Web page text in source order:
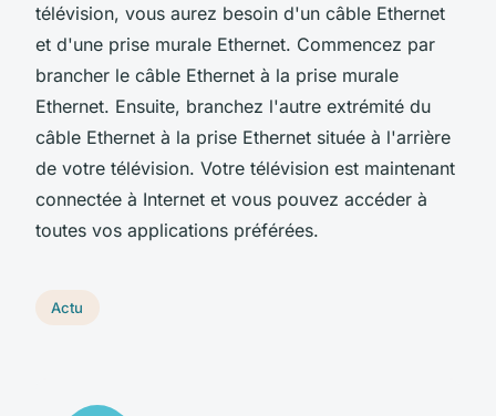
télévision, vous aurez besoin d'un câble Ethernet
et d'une prise murale Ethernet. Commencez par
brancher le câble Ethernet à la prise murale
Ethernet. Ensuite, branchez l'autre extrémité du
câble Ethernet à la prise Ethernet située à l'arrière
de votre télévision. Votre télévision est maintenant
connectée à Internet et vous pouvez accéder à
toutes vos applications préférées.
Actu